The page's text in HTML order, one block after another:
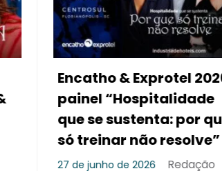
Encatho & Exprotel 2026 :
painel “Hospitalidade
que se sustenta: por que
só treinar não resolve”
27 de junho de 2026 Redação